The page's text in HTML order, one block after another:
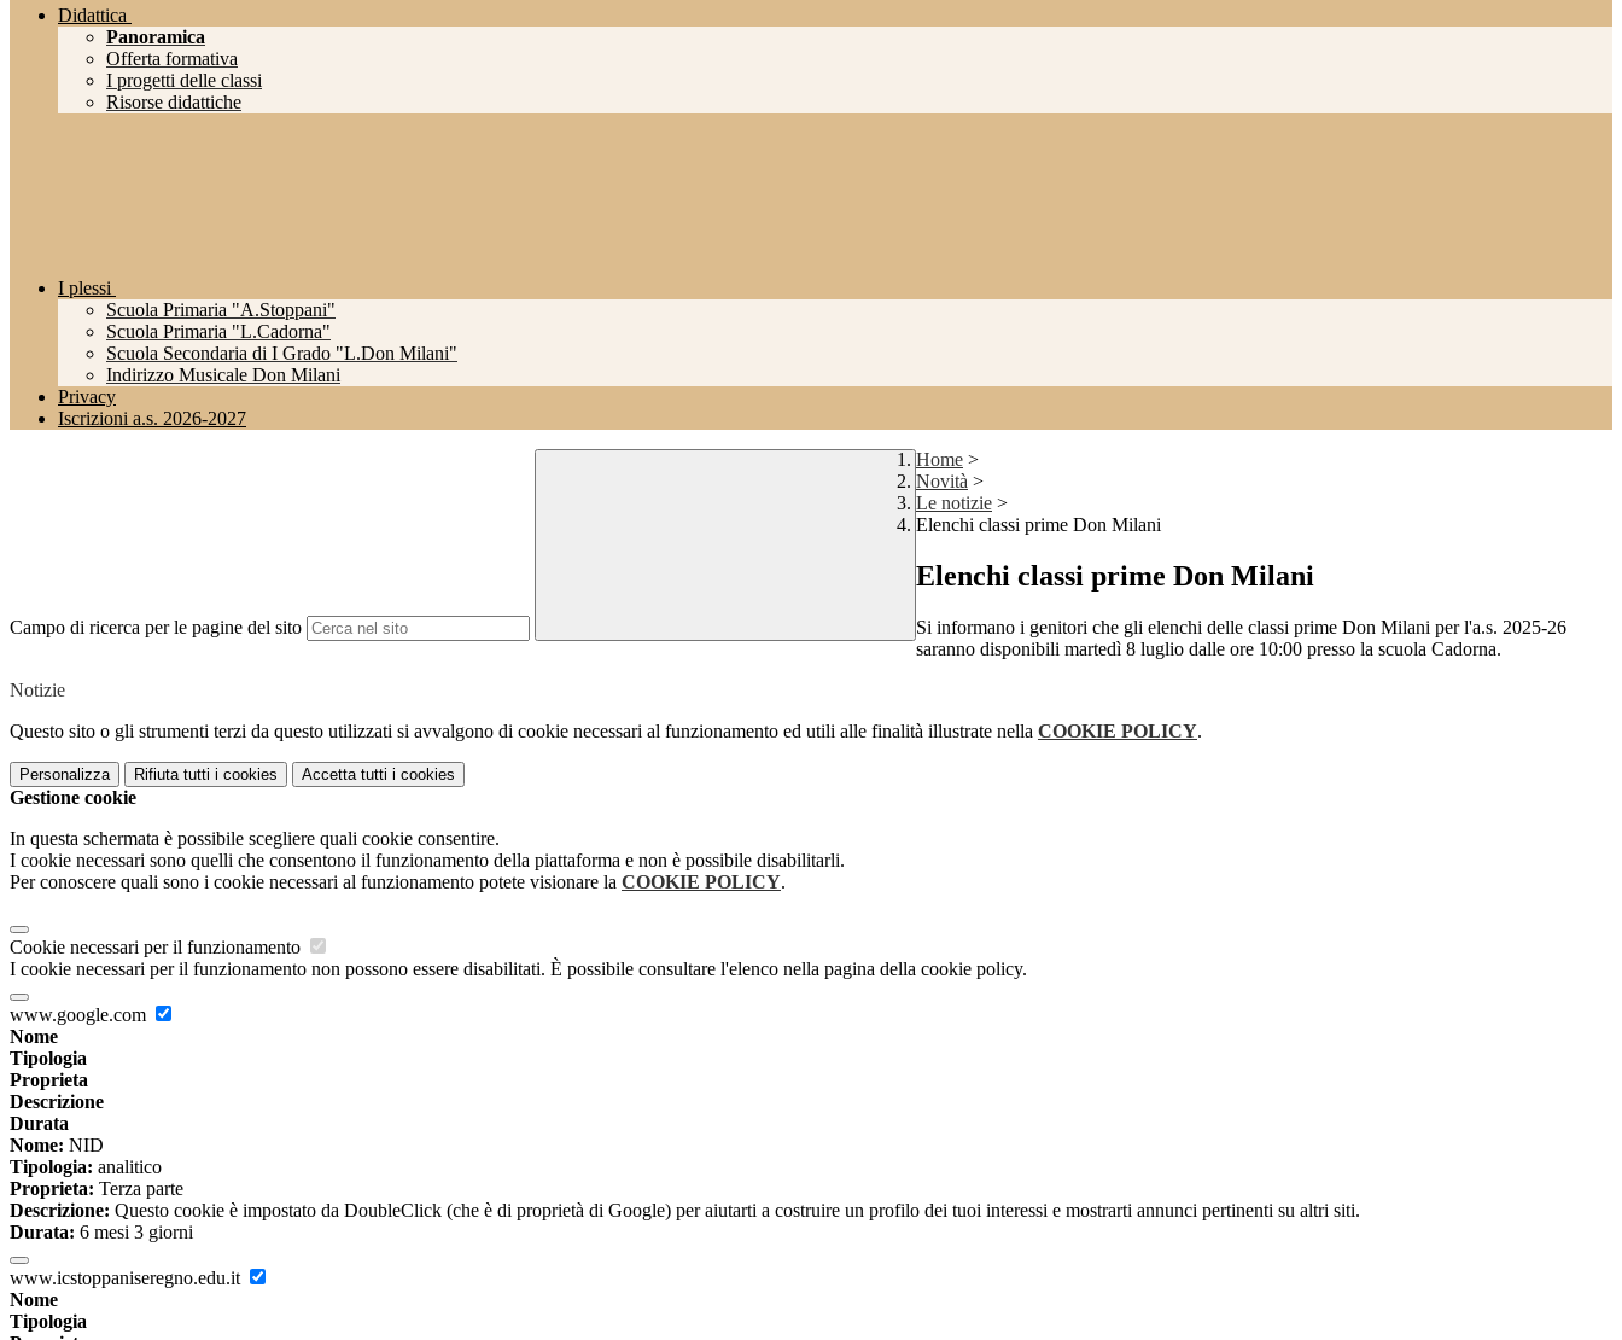
Didattica
Panoramica
Offerta formativa
I progetti delle classi
Risorse didattiche
I plessi
Scuola Primaria "A.Stoppani"
Scuola Primaria "L.Cadorna"
Scuola Secondaria di I Grado "L.Don Milani"
Indirizzo Musicale Don Milani
Privacy
Iscrizioni a.s. 2026-2027
Campo di ricerca per le pagine del sito
Home >
Novità >
Le notizie >
Elenchi classi prime Don Milani
Elenchi classi prime Don Milani
Si informano i genitori che gli elenchi delle classi prime Don Milani per l'a.s. 2025-26
saranno disponibili martedì 8 luglio dalle ore 10:00 presso la scuola Cadorna.
Notizie
Questo sito o gli strumenti terzi da questo utilizzati si avvalgono di cookie necessari al funzionamento ed utili alle finalità illustrate nella COOKIE POLICY.
Personalizza Rifiuta tutti i cookies Accetta tutti i cookies
Gestione cookie
In questa schermata è possibile scegliere quali cookie consentire.
I cookie necessari sono quelli che consentono il funzionamento della piattaforma e non è possibile disabilitarli.
Per conoscere quali sono i cookie necessari al funzionamento potete visionare la COOKIE POLICY.
Cookie necessari per il funzionamento
I cookie necessari per il funzionamento non possono essere disabilitati. È possibile consultare l'elenco nella pagina della cookie policy.
www.google.com
Nome
Tipologia
Proprieta
Descrizione
Durata
Nome: NID
Tipologia: analitico
Proprieta: Terza parte
Descrizione: Questo cookie è impostato da DoubleClick (che è di proprietà di Google) per aiutarti a costruire un profilo dei tuoi interessi e mostrarti annunci pertinenti su altri siti.
Durata: 6 mesi 3 giorni
www.icstoppaniseregno.edu.it
Nome
Tipologia